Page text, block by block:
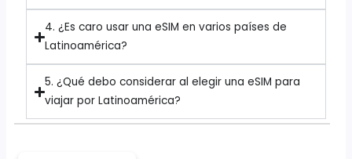
4. ¿Es caro usar una eSIM en varios países de
Latinoamérica?
5. ¿Qué debo considerar al elegir una eSIM para
viajar por Latinoamérica?